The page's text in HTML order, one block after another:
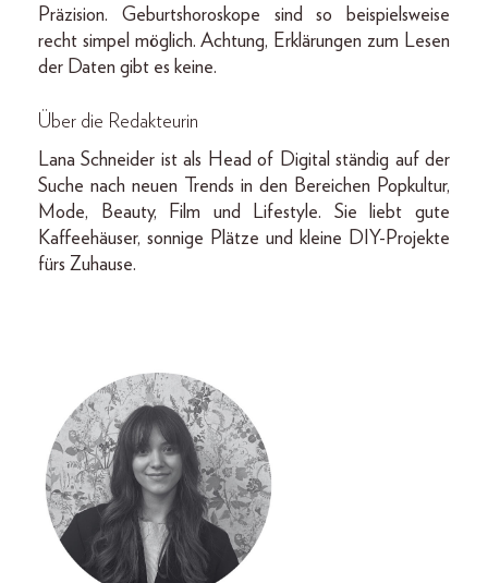
Präzision. Geburtshoroskope sind so beispielsweise
recht simpel möglich. Achtung, Erklärungen zum Lesen
der Daten gibt es keine.
Über die Redakteurin
Lana Schneider ist als Head of Digital ständig auf der
Suche nach neuen Trends in den Bereichen Popkultur,
Mode, Beauty, Film und Lifestyle. Sie liebt gute
Kaffeehäuser, sonnige Plätze und kleine DIY-Projekte
fürs Zuhause.